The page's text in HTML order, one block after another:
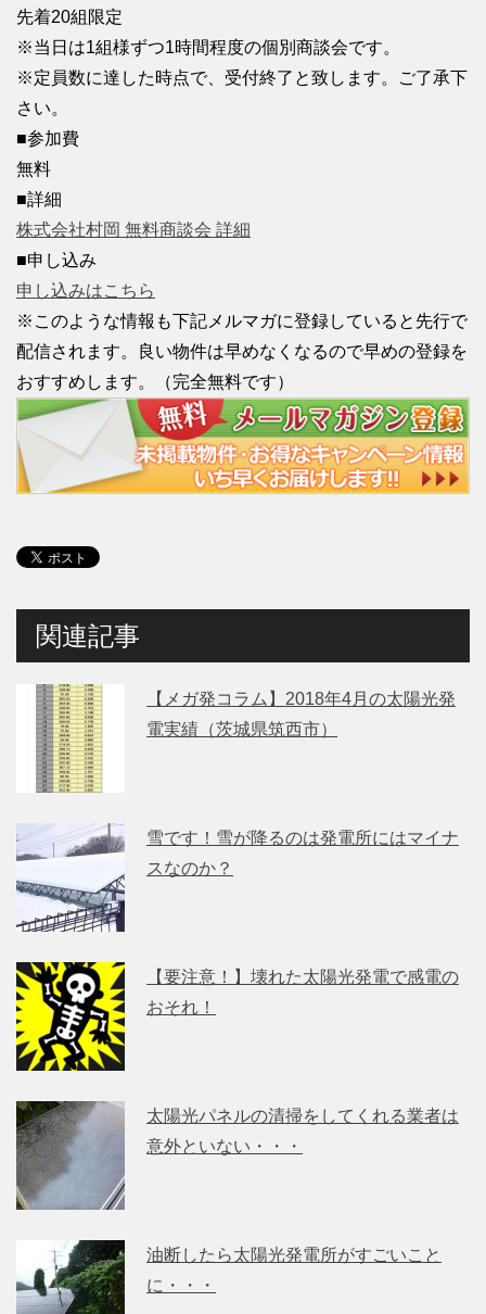
先着20組限定
※当日は1組様ずつ1時間程度の個別商談会です。
※定員数に達した時点で、受付終了と致します。ご了承下
さい。
■参加費
無料
■詳細
株式会社村岡 無料商談会 詳細
■申し込み
申し込みはこちら
※このような情報も下記メルマガに登録していると先行で
配信されます。良い物件は早めなくなるので早めの登録を
おすすめします。（完全無料です）
関連記事
【メガ発コラム】2018年4月の太陽光発
電実績（茨城県筑西市）
雪です！雪が降るのは発電所にはマイナ
スなのか？
【要注意！】壊れた太陽光発電で感電の
おそれ！
太陽光パネルの清掃をしてくれる業者は
意外といない・・・
油断したら太陽光発電所がすごいこと
に・・・